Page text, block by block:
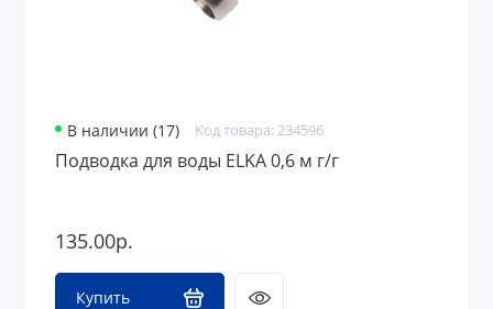
В наличии (17) Код товара: 234596
Подводка для воды ELKA 0,6 м г/г
135.00р.
Купить